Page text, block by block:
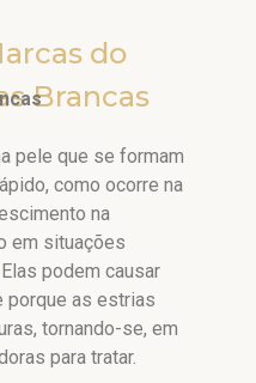
do
Brancas
pele que se formam
como ocorre na
na
em situações
podem causar
porque as estrias
tornando-se, em
para tratar.